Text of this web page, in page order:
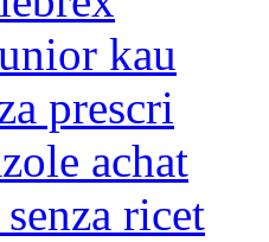
kau
prescri
achat
ricet